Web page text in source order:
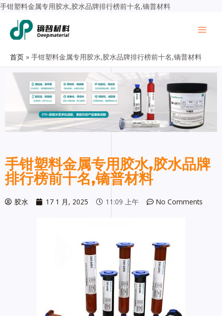
手钳塑料金属专用胶水,胶水品牌排行榜前十名,镝普材料
首页 手钳塑料金属专用胶水,胶水品牌排行榜前十名,镝普材料
手钳塑料金属专用胶水,胶水品牌
排行榜前十名,镝普材料
胶水 17 1 月, 2025 11:09 上午 No Comments